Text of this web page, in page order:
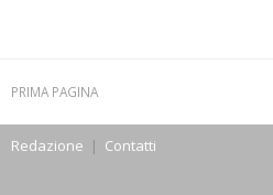
PRIMA PAGINA
Redazione | Contatti